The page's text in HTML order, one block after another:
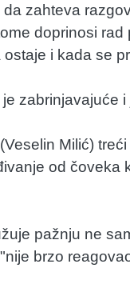
zahteva
doprinosi
i kada se
zabrinjavajuće
Milić)
od
pažnju ne
brzo